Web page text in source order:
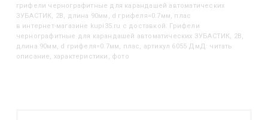
Грифели чернографитные для карандашей автоматических
ЗУБАСТИК, 2B, длина 90мм, d грифеля=0.7мм, плас
в интернет-магазине kupi35.ru с доставкой. Грифели
чернографитные для карандашей автоматических ЗУБАСТИК, 2B,
длина 90мм, d грифеля=0.7мм, плас, артикул 6055 ДмД: читать
описание, характеристики, фото